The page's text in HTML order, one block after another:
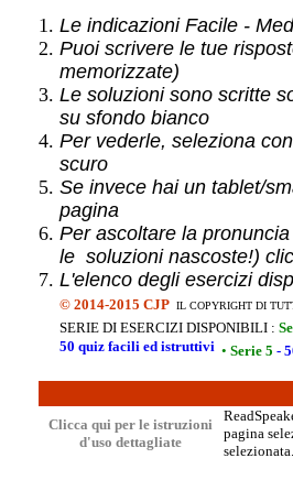
Le indicazioni Facile -
Puoi scrivere le tue
memorizzate)
Le soluzioni sono scritte
su sfondo bianco
Per vederle, seleziona
scuro
Se invece hai un tablet/
pagina
Per ascoltare la
le soluzioni nascoste!)
L'elenco degli esercizi
© 2014-2015 CJP IL COPYRIGHT DI
SERIE DI ESERCIZI DISPONIBILI :
50 quiz facili ed istruttivi • Serie 5 -
Clicca qui per le istruzioni
d'uso dettagliate
pagina